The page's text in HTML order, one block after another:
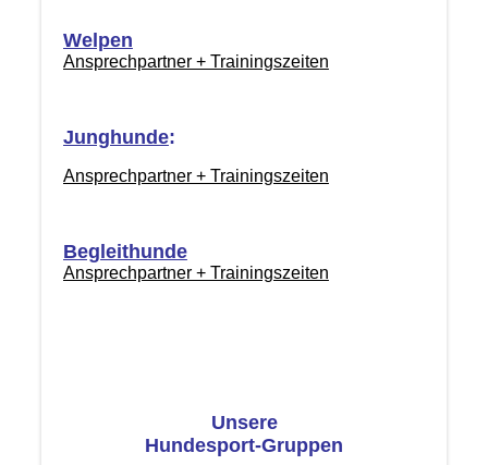
Welpen
Ansprechpartner + Trainingszeiten
Junghunde:
Ansprechpartner + Trainingszeiten
Begleithunde
Ansprechpartner + Trainingszeiten
Unsere
Hundesport-Gruppen